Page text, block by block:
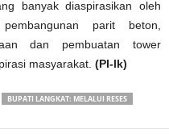
banyak diaspirasikan oleh
parit beton,
dan pembuatan tower
masyarakat. (PI-lk)
BUPATI LANGKAT: MELALUI RESES